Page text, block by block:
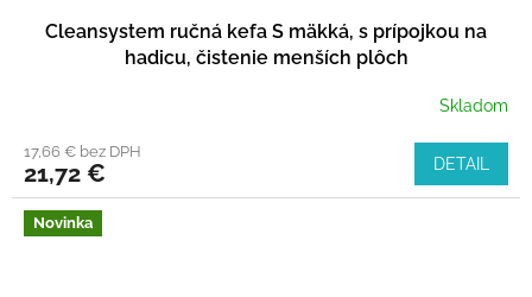
Cleansystem ručná kefa S mäkká, s prípojkou na
hadicu, čistenie menších plôch
Skladom
17,66 € bez DPH
21,72 € DETAIL
Novinka